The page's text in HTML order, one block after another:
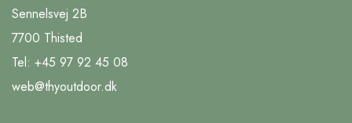
Sennelsvej 2B
7700 Thisted
Tel: +45 97 92 45 08
web@thyoutdoor.dk